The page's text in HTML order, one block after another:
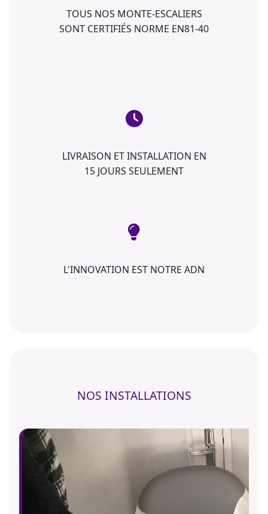
TOUS NOS MONTE-ESCALIERS
SONT CERTIFIÉS NORME EN81-40
LIVRAISON ET INSTALLATION EN
15 JOURS SEULEMENT
L'INNOVATION EST NOTRE ADN
NOS INSTALLATIONS